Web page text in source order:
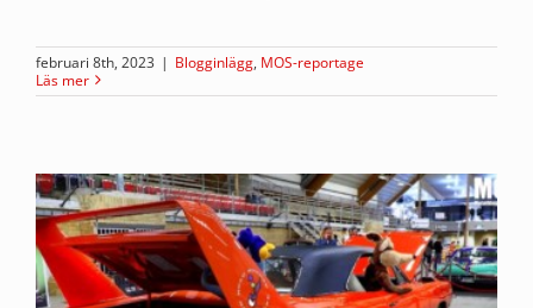
februari 8th, 2023 | Blogginlägg, MOS-reportage
Läs mer